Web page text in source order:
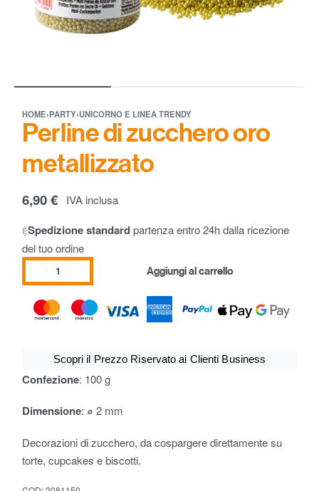
HOME›PARTY›UNICORNO E LINEA TRENDY
Perline di zucchero oro
metallizzato
6,90€ IVA inclusa
Spedizione standardpartenza entro 24h dalla ricezione
del tuo ordine
Aggiungi al carrello
Scopri il Prezzo Riservato ai Clienti Business
Confezione: 100 g
Dimensione: ⌀ 2 mm
Decorazioni di zucchero, da cospargere direttamente su
torte, cupcakes e biscotti.